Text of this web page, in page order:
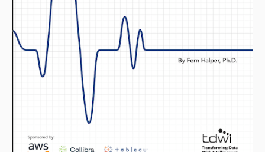
Gestion avancée pour AWS
Les fonctionnalités de gestion avancée de
Tableau Server facilitent l'exécution de grands
déploiements critiques de Tableau Server. Pour les
grands déploiements hébergés sur AWS, les clients
peuvent héberger leur référentiel de métadonnées
Tableau Server en externe avec Amazon RDS Postgres.
Les organisations disposant de grandes quantités de
métadonnées Tableau bénéficient ainsi d'une